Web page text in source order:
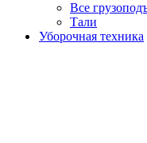
Все
Тали
Уборочная техника